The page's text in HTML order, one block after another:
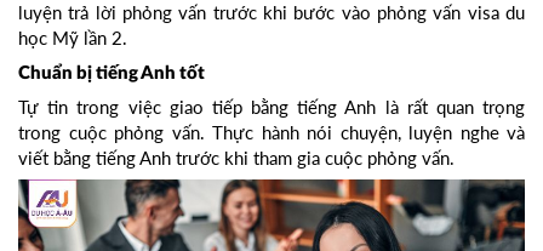
luyện trả lời phỏng vấn trước khi bước vào phỏng vấn visa du
học Mỹ lần 2.
Chuẩn bị tiếng Anh tốt
Tự tin trong việc giao tiếp bằng tiếng Anh là rất quan trọng
trong cuộc phỏng vấn. Thực hành nói chuyện, luyện nghe và
viết bằng tiếng Anh trước khi tham gia cuộc phỏng vấn.